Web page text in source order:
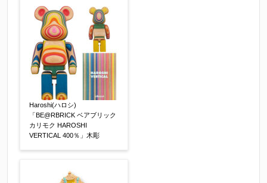
その他 【任意】
Haroshi(ハロシ)
「BE@RBRICK ベアブリック
カリモク HAROSHI
VERTICAL 400％」木彫